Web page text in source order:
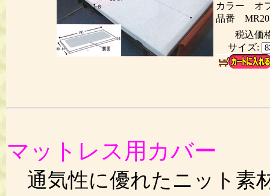
カラー オ
品番
税込価
サイズ:
マットレス用カバー
通気性に優れたニット素